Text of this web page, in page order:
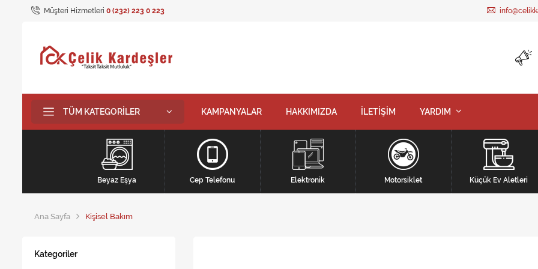
Müşteri Hizmetleri 0 (232) 223 0 223
TÜM KATEGORILER KAMPANYALAR HAKKIMIZDA İLETİŞİM YARDIM
Beyaz Eşya Cep Telefonu Elektronik Motorsiklet Küçük Ev Aletleri
Ana Sayfa Kişisel Bakım
Kategoriler